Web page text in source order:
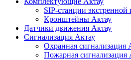
SIP-станции
Кронштейны Актау
Датчики движения Актау
Сигнализация Актау
Охранная сигнализация
Пожарная сигнализация